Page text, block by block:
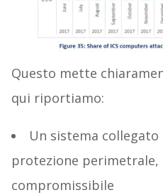
Questo mette
qui riportiamo:
Un sistema
protezione
compromissibile